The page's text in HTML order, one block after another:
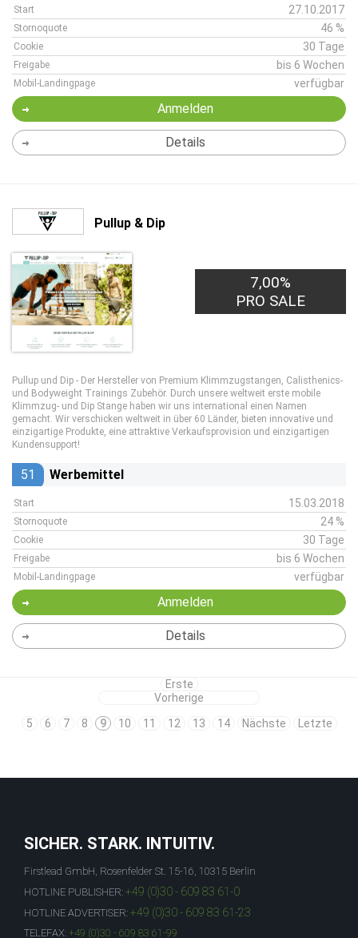
Start 27.10.2017
Stornoquote 46 %
Cookie 30 Tage
Freigabe bis 6 Wochen
Mobil-Landingpage verfügbar
Anmelden
Details
Pullup & Dip
7,00%
PRO SALE
Pullup und Dip - Der Hersteller von Premium Klimmzugstangen, Calisthenics-
und Bodyweight Trainings Zubehör. Durch unsere weltweit erste mobile
Klimmzug- und Dip Stange haben wir uns international einen Namen
gemacht. Wir verschicken weltweit in über 60 Länder, bieten innovative und
einzigartige Produkte, eine attraktive Verkaufsprovision und einzigartigen
Kundensupport!
51 Werbemittel
Start 15.03.2018
Stornoquote 24 %
Cookie 30 Tage
Freigabe bis 6 Wochen
Mobil-Landingpage verfügbar
Anmelden
Details
Erste
Vorherige
5
6 7 8 9 10 11 12 13 14 Nächste Letzte
SICHER. STARK. INTUITIV.
Firstlead GmbH, Rosenfelder St. 15-16, 10315 Berlin
HOTLINE PUBLISHER: +49 (0)30 - 609 83 61-0
HOTLINE ADVERTISER: +49 (0)30 - 609 83 61-23
TELEFAX: +49 (0)30 - 609 83 61-99